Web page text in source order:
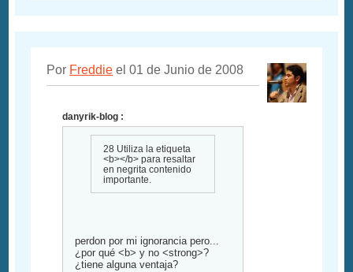
Por Freddie el 01 de Junio de 2008
danyrik-blog :
28 Utiliza la etiqueta
<b></b> para resaltar
en negrita contenido
importante.
perdon por mi ignorancia pero...
¿por qué <b> y no <strong>?
¿tiene alguna ventaja?